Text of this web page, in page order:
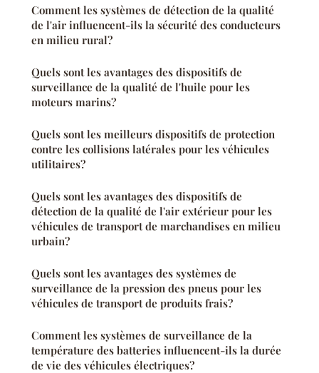
Comment les systèmes de détection de la qualité
de l'air influencent-ils la sécurité des conducteurs
en milieu rural?
Quels sont les avantages des dispositifs de
surveillance de la qualité de l'huile pour les
moteurs marins?
Quels sont les meilleurs dispositifs de protection
contre les collisions latérales pour les véhicules
utilitaires?
Quels sont les avantages des dispositifs de
détection de la qualité de l'air extérieur pour les
véhicules de transport de marchandises en milieu
urbain?
Quels sont les avantages des systèmes de
surveillance de la pression des pneus pour les
véhicules de transport de produits frais?
Comment les systèmes de surveillance de la
température des batteries influencent-ils la durée
de vie des véhicules électriques?